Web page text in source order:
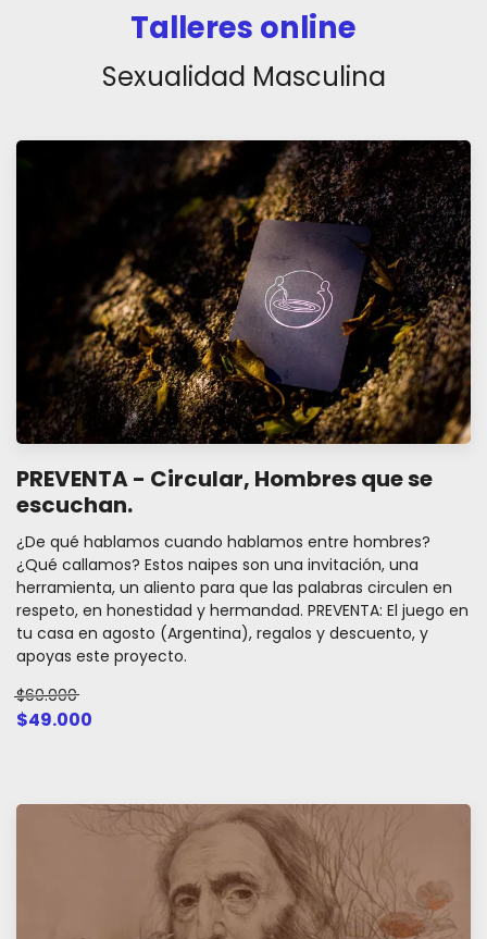
Talleres online
Sexualidad Masculina
PREVENTA - Circular, Hombres que se
escuchan.
¿De qué hablamos cuando hablamos entre hombres?
¿Qué callamos? Estos naipes son una invitación, una
herramienta, un aliento para que las palabras circulen en
respeto, en honestidad y hermandad. PREVENTA: El juego en
tu casa en agosto (Argentina), regalos y descuento, y
apoyas este proyecto.
$60.000
$49.000